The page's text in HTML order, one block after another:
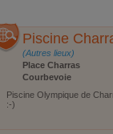
Piscine
(Autres lieux)
Place Charras
Courbevoie
Piscine Olympique de
:-)